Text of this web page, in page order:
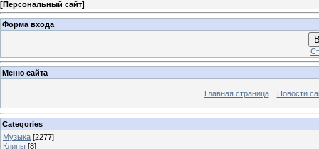
[Персональный сайт]
Форма входа
Меню сайта
Главная страница Новости
Categories
Музыка [2277]
Клипы [8]